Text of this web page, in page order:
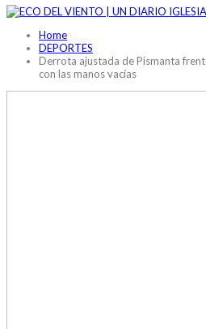
Home
DEPORTES
Derrota ajustada de Pismanta
con las manos vacías